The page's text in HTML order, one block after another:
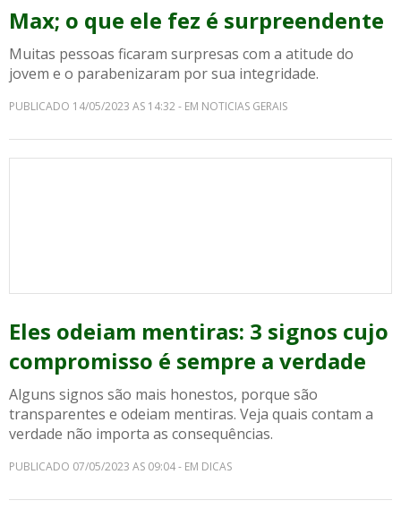
Max; o que ele fez é surpreendente
Muitas pessoas ficaram surpresas com a atitude do
jovem e o parabenizaram por sua integridade.
PUBLICADO 14/05/2023 AS 14:32 - EM NOTICIAS GERAIS
Eles odeiam mentiras: 3 signos cujo
compromisso é sempre a verdade
Alguns signos são mais honestos, porque são
transparentes e odeiam mentiras. Veja quais contam a
verdade não importa as consequências.
PUBLICADO 07/05/2023 AS 09:04 - EM DICAS